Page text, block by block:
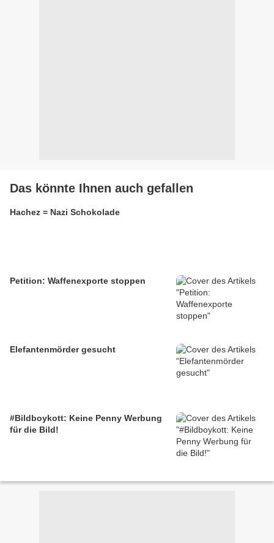
Das könnte Ihnen auch gefallen
Hachez = Nazi Schokolade
Petition: Waffenexporte stoppen
Elefantenmörder gesucht
#Bildboykott: Keine Penny Werbung
für die Bild!